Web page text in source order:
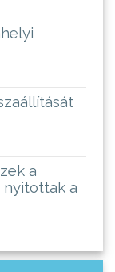
a
nyitottak a